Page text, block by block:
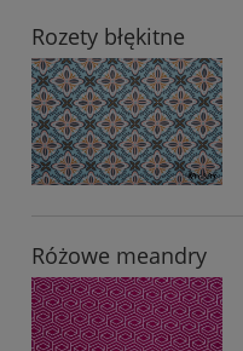
Rozety błękitne
Różowe meandry